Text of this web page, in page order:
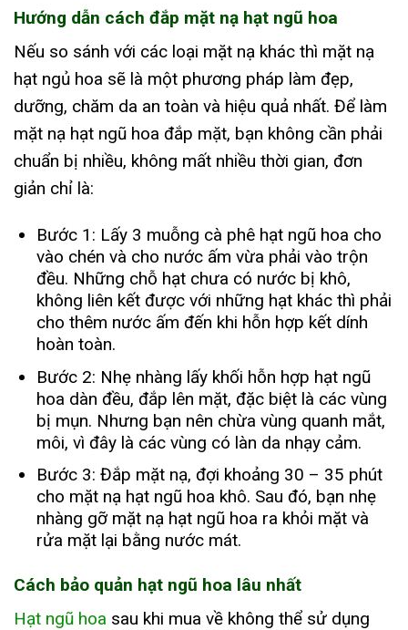
Hướng dẫn cách đắp mặt nạ hạt ngũ hoa
Nếu so sánh với các loại mặt nạ khác thì mặt nạ
hạt ngủ hoa sẽ là một phương pháp làm đẹp,
dưỡng, chăm da an toàn và hiệu quả nhất. Để làm
mặt nạ hạt ngũ hoa đắp mặt, bạn không cần phải
chuẩn bị nhiều, không mất nhiều thời gian, đơn
giản chỉ là:
Bước 1: Lấy 3 muỗng cà phê hạt ngũ hoa cho
vào chén và cho nước ấm vừa phải vào trộn
đều. Những chỗ hạt chưa có nước bị khô,
không liên kết được với những hạt khác thì phải
cho thêm nước ấm đến khi hỗn hợp kết dính
hoàn toàn.
Bước 2: Nhẹ nhàng lấy khối hỗn hợp hạt ngũ
hoa dàn đều, đắp lên mặt, đặc biệt là các vùng
bị mụn. Nhưng bạn nên chừa vùng quanh mắt,
môi, vì đây là các vùng có làn da nhạy cảm.
Bước 3: Đắp mặt nạ, đợi khoảng 30 – 35 phút
cho mặt nạ hạt ngũ hoa khô. Sau đó, bạn nhẹ
nhàng gỡ mặt nạ hạt ngũ hoa ra khỏi mặt và
rửa mặt lại bằng nước mát.
Cách bảo quản hạt ngũ hoa lâu nhất
Hạt ngũ hoa sau khi mua về không thể sử dụng